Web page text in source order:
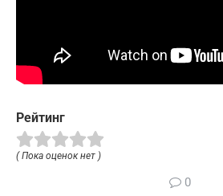
Рейтинг
( Пока оценок нет )
0